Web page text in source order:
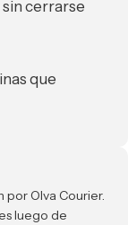
cerrarse
que
por Olva Courier.
luego de